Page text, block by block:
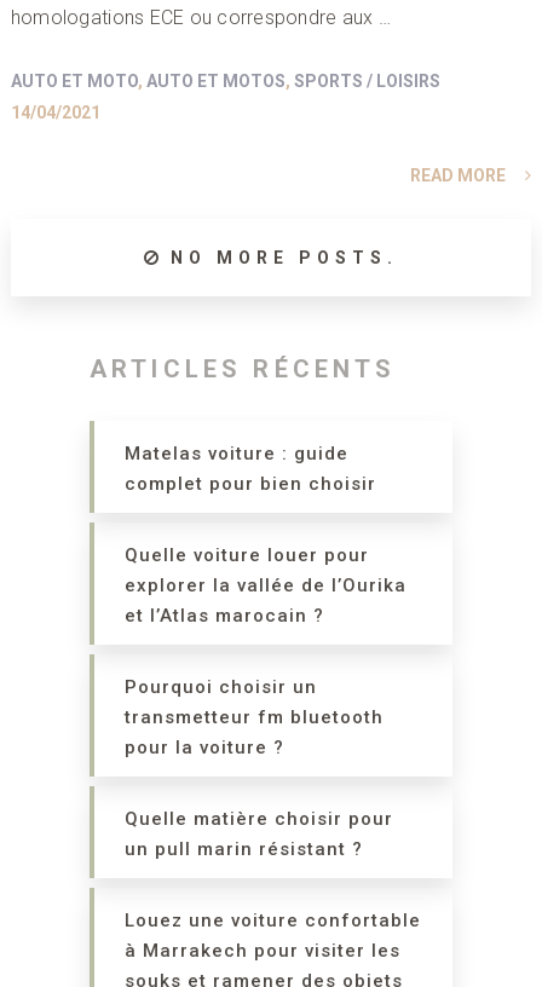
homologations ECE ou correspondre aux …
AUTO ET MOTO, AUTO ET MOTOS, SPORTS / LOISIRS
14/04/2021
READ MORE
NO MORE POSTS.
ARTICLES RÉCENTS
Matelas voiture : guide
complet pour bien choisir
Quelle voiture louer pour
explorer la vallée de l’Ourika
et l’Atlas marocain ?
Pourquoi choisir un
transmetteur fm bluetooth
pour la voiture ?
Quelle matière choisir pour
un pull marin résistant ?
Louez une voiture confortable
à Marrakech pour visiter les
souks et ramener des objets